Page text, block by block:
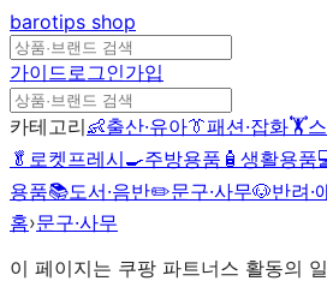
barotips shop
가이드로그인가입
카테고리👶출산·유아👔패션·잡화🏋️
🥬 로켓프레시🍳주방용품 🧴 생활용품
용품📚도서·음반✏️문구·사무🐶반려·
홈›문구·사무
이 페이지는 쿠팡 파트너스 활동의